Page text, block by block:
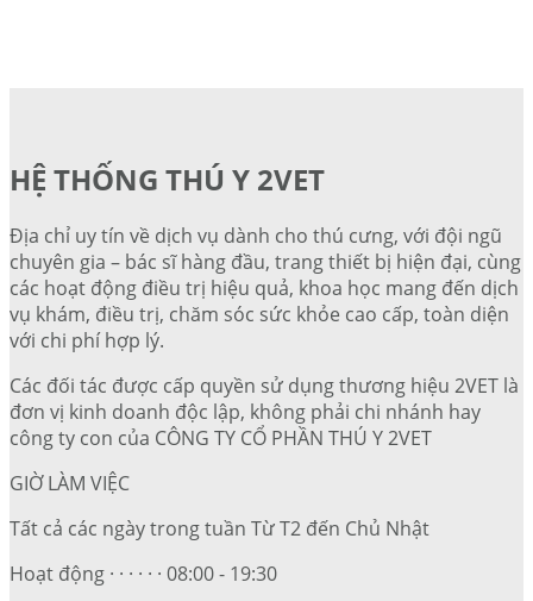
HỆ THỐNG THÚ Y 2VET
Địa chỉ uy tín về dịch vụ dành cho thú cưng, với đội ngũ
chuyên gia – bác sĩ hàng đầu, trang thiết bị hiện đại, cùng
các hoạt động điều trị hiệu quả, khoa học mang đến dịch
vụ khám, điều trị, chăm sóc sức khỏe cao cấp, toàn diện
với chi phí hợp lý.
Các đối tác được cấp quyền sử dụng thương hiệu 2VET là
đơn vị kinh doanh độc lập, không phải chi nhánh hay
công ty con của CÔNG TY CỔ PHẦN THÚ Y 2VET
GIỜ LÀM VIỆC
Tất cả các ngày trong tuần Từ T2 đến Chủ Nhật
Hoạt động · · · · · · 08:00 - 19:30